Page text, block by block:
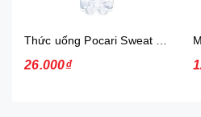
26.000₫